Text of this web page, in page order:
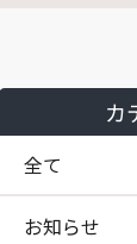
カ
全て
お知らせ